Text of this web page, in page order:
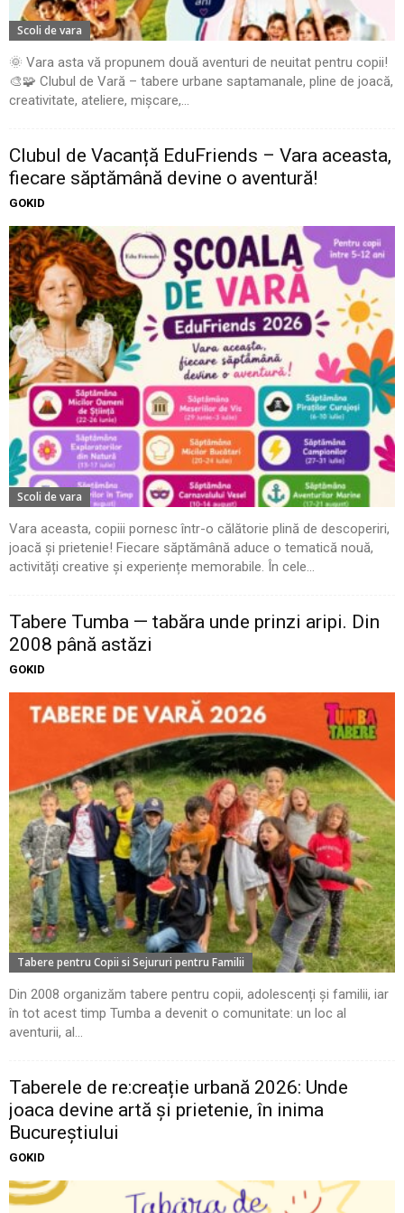
Scoli de vara
🌞 Vara asta vă propunem două aventuri de neuitat pentru copii!
🎨🧩 Clubul de Vară – tabere urbane saptamanale, pline de joacă,
creativitate, ateliere, mișcare,...
Clubul de Vacanță EduFriends – Vara aceasta,
fiecare săptămână devine o aventură!
GOKID
Scoli de vara
Vara aceasta, copiii pornesc într-o călătorie plină de descoperiri,
joacă și prietenie! Fiecare săptămână aduce o tematică nouă,
activități creative și experiențe memorabile. În cele...
Tabere Tumba — tabăra unde prinzi aripi. Din
2008 până astăzi
GOKID
Tabere pentru Copii si Sejururi pentru Familii
Din 2008 organizăm tabere pentru copii, adolescenți și familii, iar
în tot acest timp Tumba a devenit o comunitate: un loc al
aventurii, al...
Taberele de re:creație urbană 2026: Unde
joaca devine artă și prietenie, în inima
Bucureștiului
GOKID